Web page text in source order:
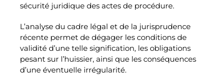
sécurité juridique des actes de procédure.
L’analyse du cadre légal et de la jurisprudence
récente permet de dégager les conditions de
validité d’une telle signification, les obligations
pesant sur l’huissier, ainsi que les conséquences
d’une éventuelle irrégularité.